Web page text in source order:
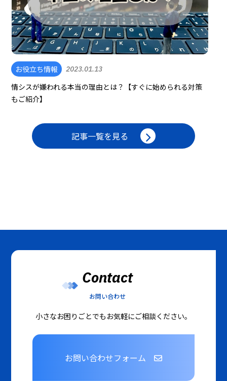
お役立ち情報 2023.01.13
情シスが嫌われる本当の理由とは？【すぐに始められる対策
もご紹介】
記事一覧を見る
Contact
お問い合わせ
小さなお困りごとでもお気軽にご相談ください。
お問い合わせフォーム